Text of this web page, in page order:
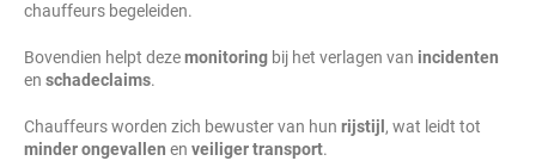
chauffeurs begeleiden.
Bovendien helpt dezemonitoring bij het verlagen van incidenten
en schadeclaims.
Chauffeurs worden zich bewuster van hun rijstijl , wat leidt tot
minder ongevallen en veiliger transport.